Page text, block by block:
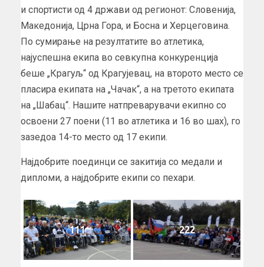
и спортисти од 4 држави од регионот: Словенија,
Македонија, Црна Гора, и Босна и Херцеговина.
По сумирање на резултатите во атлетика,
најуспешна екипа во севкупна конкуренција
беше „Крагуљ“ од Крагујевац, на второто место се
пласира екипата на „Чачак“, а на третото екипата
на „Шабац“. Нашите натпреварувачи екипно со
освоени 27 поени (11 во атлетика и 16 во шах), го
зазедоа 14-то место од 17 екипи.
Најдобрите поединци се закитија со медали и
дипломи, а најдобрите екипи со пехари.
111 222